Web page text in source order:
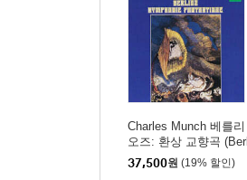
Charles Munch 베를리
오즈: 환상 교향곡 (Berl
ioz: Symphonie Fantas
tique) [SACD]
37,500원 (19% 할인)